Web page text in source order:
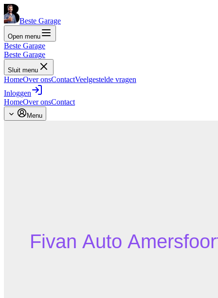
Beste Garage
Open menu
Beste Garage
Beste Garage
Sluit menu
HomeOver onsContactVeelgestelde vragen
Inloggen
HomeOver onsContact
Menu